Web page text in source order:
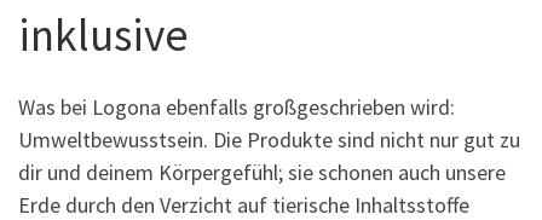
inklusive
Was bei Logona ebenfalls großgeschrieben wird:
Umweltbewusstsein. Die Produkte sind nicht nur gut zu
dir und deinem Körpergefühl; sie schonen auch unsere
Erde durch den Verzicht auf tierische Inhaltsstoffe